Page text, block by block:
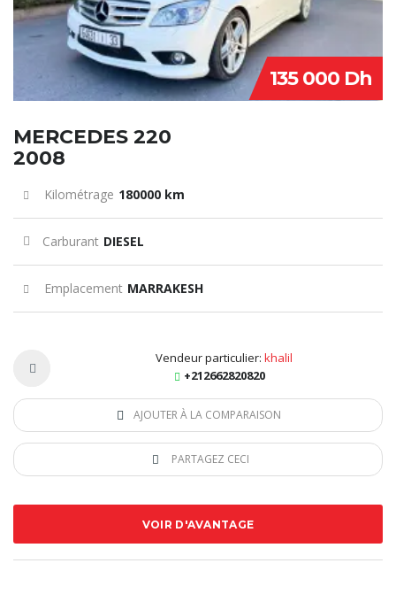
135 000 Dh
MERCEDES 220
2008
Kilométrage 180000 km
Carburant DIESEL
Emplacement MARRAKESH
Vendeur particulier: khalil
+212662820820
AJOUTER À LA COMPARAISON
PARTAGEZ CECI
VOIR D'AVANTAGE